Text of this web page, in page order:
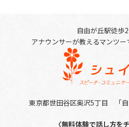
自由が丘駅徒歩
アナウンサーが教えるマンツ
東京都世田谷区奥沢5丁目 「
〈無料体験で話し方を